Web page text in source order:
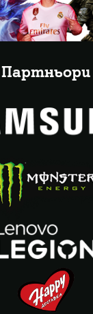
Партньори